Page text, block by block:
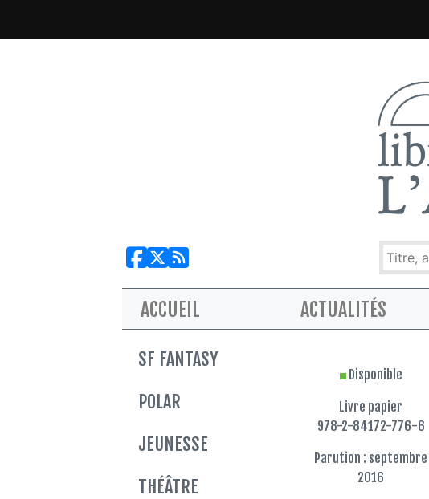
ACCUEIL ACTUALITÉS
SF FANTASY
POLAR
JEUNESSE
THÉÂTRE
Disponible
Livre papier
978-2-84172-776-6
Parution : septembre
2016